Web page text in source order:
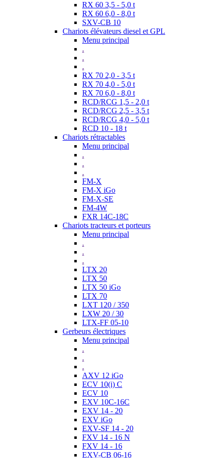
RX 60 3,5 - 5,0 t
RX 60 6,0 - 8,0 t
SXV-CB 10
Chariots élévateurs diesel et GPL
Menu principal
.
.
.
RX 70 2,0 - 3,5 t
RX 70 4,0 - 5,0 t
RX 70 6,0 - 8,0 t
RCD/RCG 1,5 - 2,0 t
RCD/RCG 2,5 - 3,5 t
RCD/RCG 4,0 - 5,0 t
RCD 10 - 18 t
Chariots rétractables
Menu principal
.
.
.
FM-X
FM-X iGo
FM-X-SE
FM-4W
FXR 14C-18C
Chariots tracteurs et porteurs
Menu principal
.
.
.
LTX 20
LTX 50
LTX 50 iGo
LTX 70
LXT 120 / 350
LXW 20 / 30
LTX-FF 05-10
Gerbeurs électriques
Menu principal
.
.
.
AXV 12 iGo
ECV 10(i) C
ECV 10
EXV 10C-16C
EXV 14 - 20
EXV iGo
EXV-SF 14 - 20
FXV 14 - 16 N
FXV 14 - 16
EXV-CB 06-16